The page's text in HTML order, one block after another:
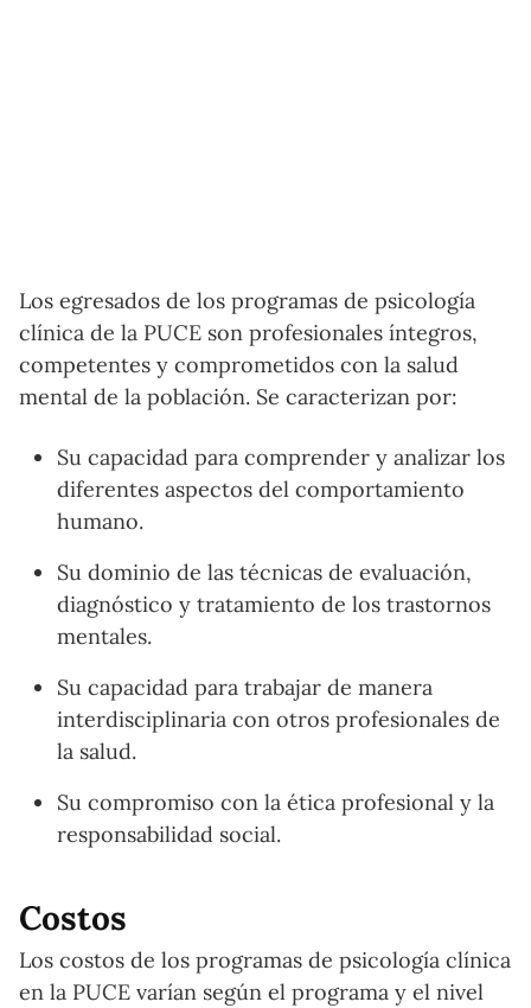
Los egresados de los programas de psicología
clínica de la PUCE son profesionales íntegros,
competentes y comprometidos con la salud
mental de la población. Se caracterizan por:
Su capacidad para comprender y analizar los
diferentes aspectos del comportamiento
humano.
Su dominio de las técnicas de evaluación,
diagnóstico y tratamiento de los trastornos
mentales.
Su capacidad para trabajar de manera
interdisciplinaria con otros profesionales de
la salud.
Su compromiso con la ética profesional y la
responsabilidad social.
Costos
Los costos de los programas de psicología clínica
en la PUCE varían según el programa y el nivel